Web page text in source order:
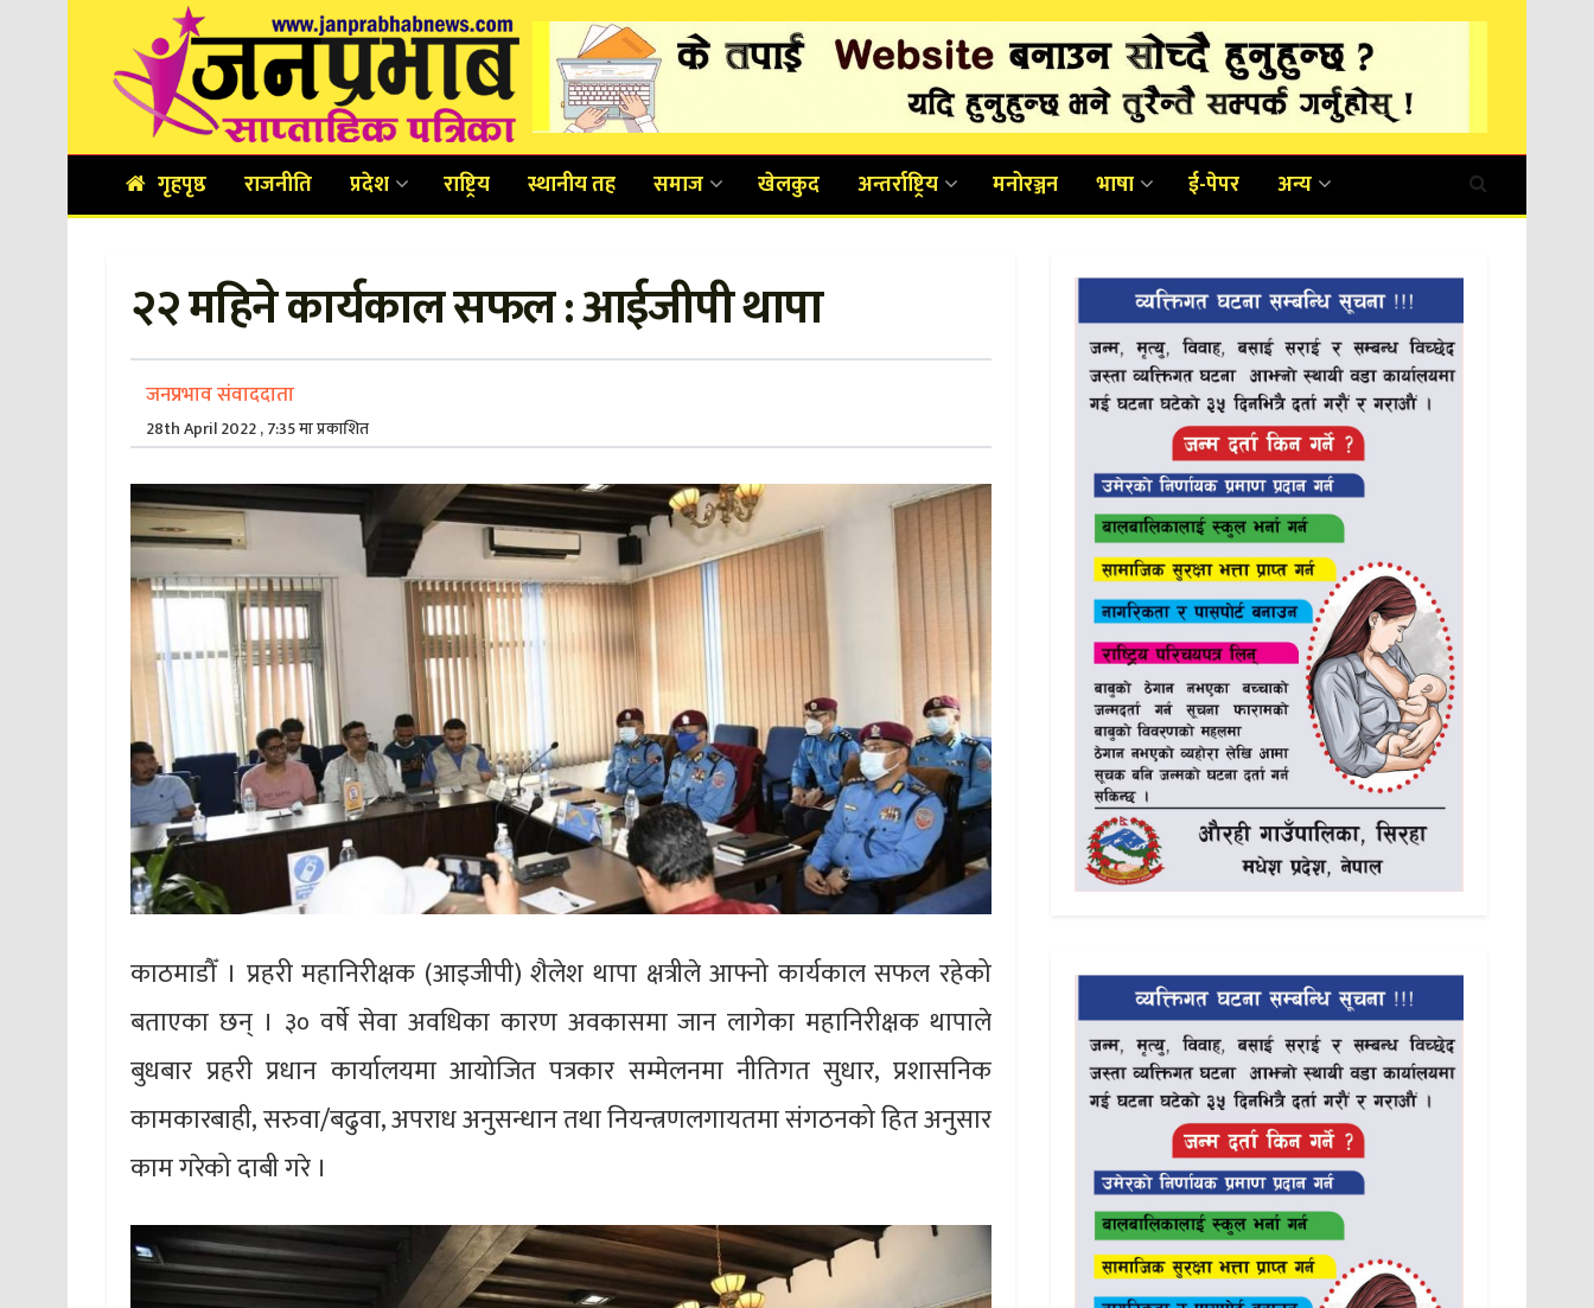
गृहपृष्ठ राजनीति प्रदेश राष्ट्रिय स्थानीय तह समाज खेलकुद अन्तर्राष्ट्रिय मनोरञ्जन भाषा ई-पेपर अन्य
२२ महिने कार्यकाल सफल : आईजीपी थापा
जनप्रभाव संवाददाता
28th April 2022 , 7:35 मा प्रकाशित
काठमाडौँ । प्रहरी महानिरीक्षक (आइजीपी) शैलेश थापा क्षत्रीले आफ्नो कार्यकाल सफल रहेको
बताएका छन् । ३० वर्षे सेवा अवधिका कारण अवकासमा जान लागेका महानिरीक्षक थापाले
बुधबार प्रहरी प्रधान कार्यालयमा आयोजित पत्रकार सम्मेलनमा नीतिगत सुधार, प्रशासनिक
कामकारबाही, सरुवा/बढुवा, अपराध अनुसन्धान तथा नियन्त्रणलगायतमा संगठनको हित अनुसार
काम गरेको दाबी गरे ।